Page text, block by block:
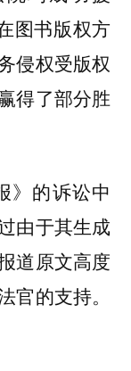
图书版权方
侵权受版权
得了部分胜
》的诉讼中
由于其生成
道原文高度
官的支持。